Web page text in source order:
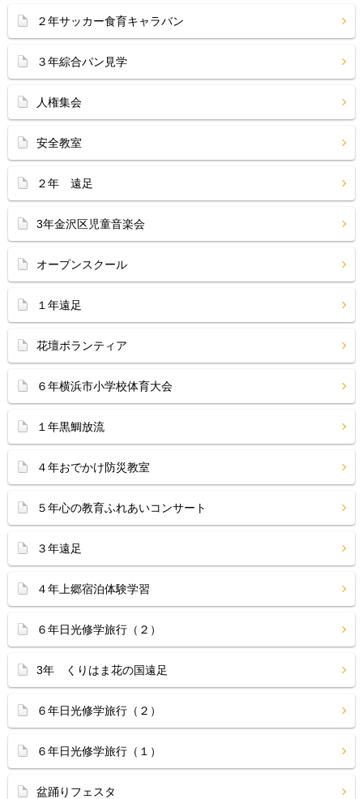
２年サッカー食育キャラバン
３年綜合パン見学
人権集会
安全教室
２年 遠足
3年金沢区児童音楽会
オープンスクール
１年遠足
花壇ボランティア
６年横浜市小学校体育大会
１年黒鯛放流
４年おでかけ防災教室
５年心の教育ふれあいコンサート
３年遠足
４年上郷宿泊体験学習
６年日光修学旅行（２）
3年 くりはま花の国遠足
６年日光修学旅行（２）
６年日光修学旅行（１）
盆踊りフェスタ